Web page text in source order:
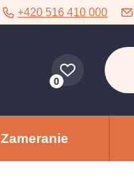
+420 516 410 000
0
Zameranie